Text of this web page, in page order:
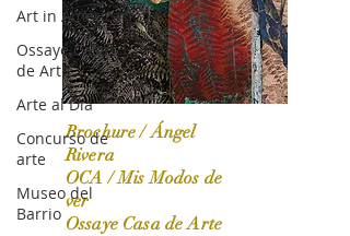
Art in America
Ossaye Casa
de Arte
Arte al Día
Concurso de
arte
Museo del
Barrio
OCA|News 31 / Marzo-Abril / 2024
Brochure / Ángel
Rivera
OCA / Mis Modos de
ver
Ossaye Casa de Arte